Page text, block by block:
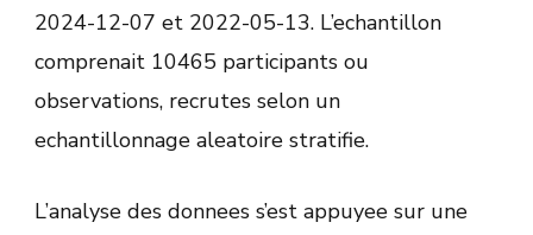
2024-12-07 et 2022-05-13. L’echantillon
comprenait 10465 participants ou
observations, recrutes selon un
echantillonnage aleatoire stratifie.
L’analyse des donnees s’est appuyee sur une